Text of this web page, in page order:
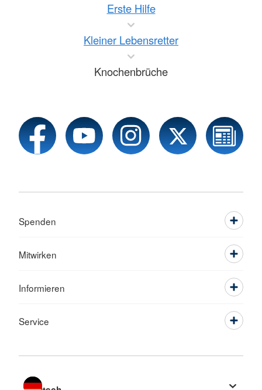
Erste Hilfe
Kleiner Lebensretter
Knochenbrüche
Spenden
Mitwirken
Informieren
Service
Sprache wechseln zu